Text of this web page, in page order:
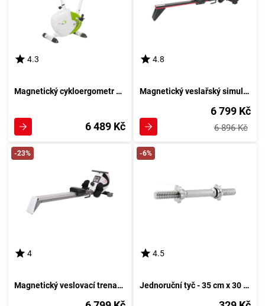
4.3
Magnetický cykloergometr HMS Model 9239 Magneto
6 489 Kč
4.8
Magnetický veslařský simulátor ZM1502
6 799 Kč
6 896 Kč
-23%
4
Magnetický veslovací trenažér HMS ZM1801 - Výkonný veslařský simulátor
-6%
4.5
Jednoruční tyč - 35 cm x 30 mm